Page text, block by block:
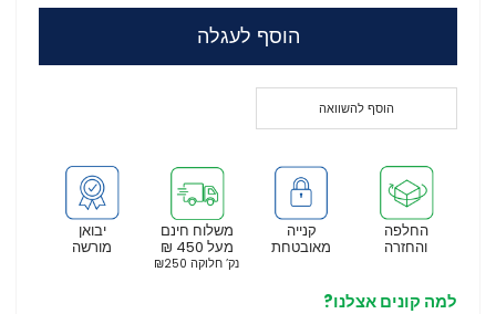
הוסף לעגלה
הוסף להשוואה
יבואן
מורשה
משלוח חינם
מעל 450 ₪
נק’ חלוקה ₪250
קנייה
מאובטחת
החלפה
והחזרה
למה קונים אצלנו?